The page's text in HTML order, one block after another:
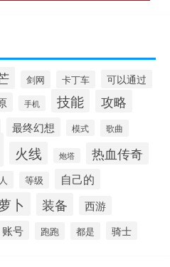
剑网 卡丁车 可以通过
手机 技能 攻略
最终幻想 模式 歌曲
火线 炮塔 热血传奇
等级 自己的
卜 装备 西游
账号 跑跑 都是 骑士